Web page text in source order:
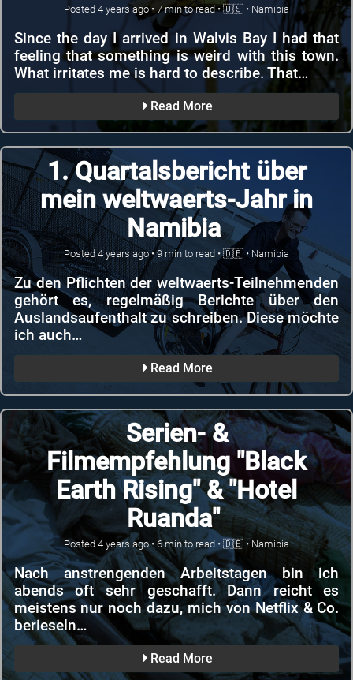
Sebastian Endres
(he / him)
@sedrubal
born at 360 ppm CO2
::1
Resume
Posted 4 years ago• 7min to read •🇺🇸 • Namibia
Since the day I arrived in Walvis Bay I had that
feeling that something is weird with this town.
What irritates me is hard to describe. That…
Read More
1. Quartalsbericht über
mein weltwaerts-Jahr in
Namibia
Posted4 years ago•9min to read • 🇩🇪 • Namibia
Zu den Pflichten der weltwaerts-Teilnehmenden
gehört es, regelmäßig Berichte über den
Auslandsaufenthalt zu schreiben. Diese möchte
ich auch…
Read More
Serien- &
Filmempfehlung "Black
Earth Rising" & "Hotel
Ruanda"
Posted 4 years ago• 6min to read • 🇩🇪 • Namibia
Nach anstrengenden Arbeitstagen bin ich
abends oft sehr geschafft. Dann reicht es
meistens nur noch dazu, mich von Netflix & Co.
berieseln…
Read More